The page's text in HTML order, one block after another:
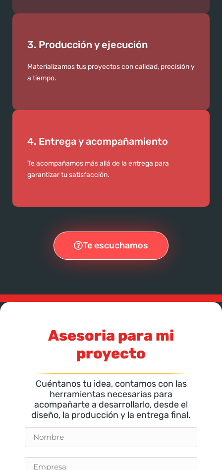
3. Producción y ejecución
Materializamos tus proyectos con calidad, precisión y
a tiempo.
4. Entrega y acompañamiento
Te acompañamos más allá de la entrega para
garantizar tu satisfacción.
Te escuchamos
Asesoria para mi
proyecto
Cuéntanos tu idea, contamos con las
herramientas necesarias para
acompañarte a desarrollarlo, desde el
diseño, la producción y la entrega final.